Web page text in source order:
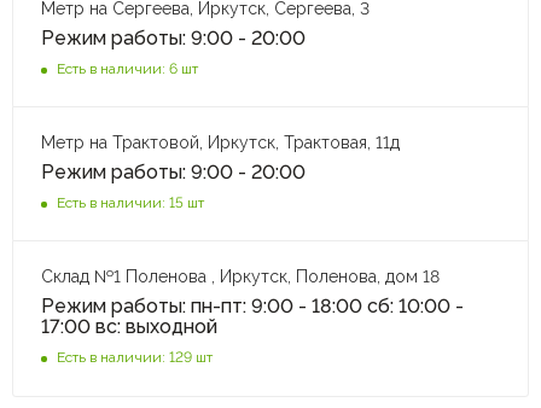
Метр на Сергеева, Иркутск, Сергеева, 3
Режим работы: 9:00 - 20:00
Есть в наличии: 6 шт
Метр на Трактовой, Иркутск, Трактовая, 11д
Режим работы: 9:00 - 20:00
Есть в наличии: 15 шт
Склад №1 Поленова , Иркутск, Поленова, дом 18
Режим работы: пн-пт: 9:00 - 18:00 сб: 10:00 -
17:00 вс: выходной
Есть в наличии: 129 шт